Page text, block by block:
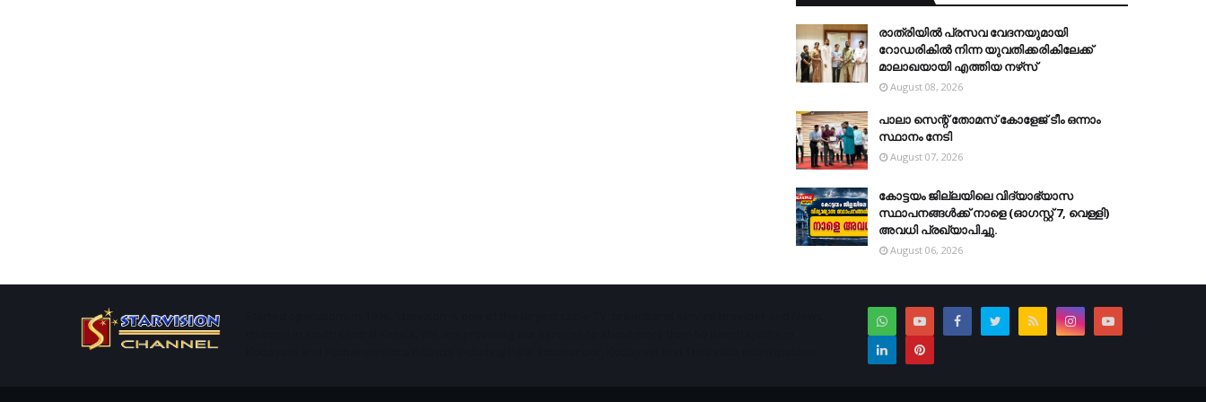
രാത്രിയില്‍ പ്രസവ വേദനയുമായി
റോഡരികില്‍ നിന്ന യുവതിക്കരികിലേക്ക്
മാലാഖയായി എത്തിയ നഴ്‌സ്
August 08, 2026
പാലാ സെന്റ് തോമസ് കോളേജ് ടീം ഒന്നാം
സ്ഥാനം നേടി
August 07, 2026
കോട്ടയം ജില്ലയിലെ വിദ്യാഭ്യാസ
സ്ഥാപനങ്ങള്‍ക്ക് നാളെ (ഓഗസ്റ്റ് 7, വെള്ളി)
അവധി പ്രഖ്യാപിച്ചു.
August 06, 2026